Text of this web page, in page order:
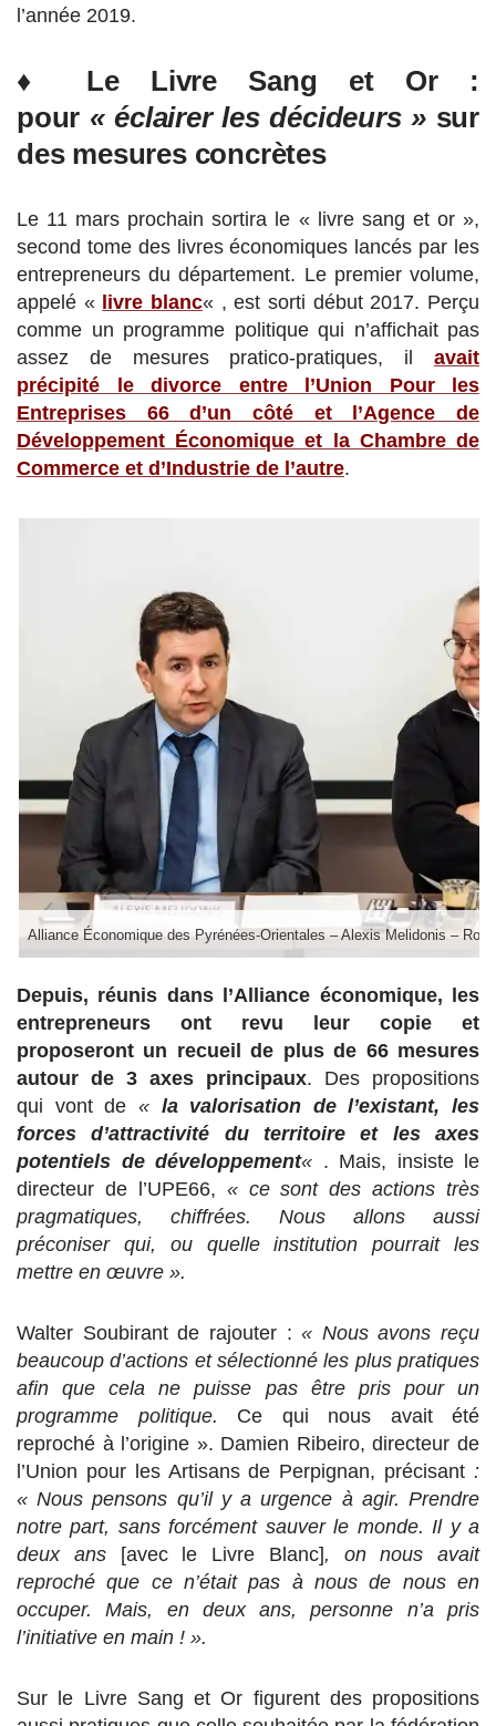
l’année 2019.
♦ Le Livre Sang et Or :
pour « éclairer les décideurs »sur
des mesures concrètes
Le 11 mars prochain sortira le « livre sang et or »,
second tome des livres économiques lancés par les
entrepreneurs du département. Le premier volume,
appelé « livre blanc« , est sorti début 2017. Perçu
comme un programme politique qui n’affichait pas
assez de mesures pratico-pratiques, il avait
précipité le divorce entre l’Union Pour les
Entreprises 66 d’un côté et l’Agence de
Développement Économique et la Chambre de
Commerce et d’Industrie de l’autre.
Alliance Économique des Pyrénées-Orientales – Alexis Melidonis –
Depuis, réunis dans l’Alliance économique, les
entrepreneurs ont revu leur copie et
proposeront un recueil de plus de 66 mesures
autour de 3 axes principaux. Des propositions
qui vont de « la valorisation de l’existant, les
forces d’attractivité du territoire et les axes
potentiels de développement« . Mais, insiste le
directeur de l’UPE66, « ce sont des actions très
pragmatiques, chiffrées. Nous allons aussi
préconiser qui, ou quelle institution pourrait les
mettre en œuvre ».
Walter Soubirant de rajouter :« Nous avons reçu
beaucoup d’actions et sélectionné les plus pratiques
afin que cela ne puisse pas être pris pour un
programme politique. Ce qui nous avait été
reproché à l’origine ». Damien Ribeiro, directeur de
l’Union pour les Artisans de Perpignan, précisant :
« Nous pensons qu’il y a urgence à agir. Prendre
notre part, sans forcément sauver le monde. Il y a
deux ans [avec le Livre Blanc], on nous avait
reproché que ce n’était pas à nous de nous en
occuper. Mais, en deux ans, personne n’a pris
l’initiative en main ! ».
Sur le Livre Sang et Or figurent des propositions